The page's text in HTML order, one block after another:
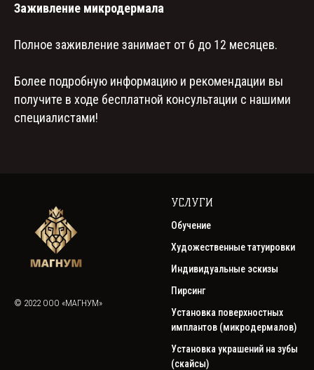
Заживление микродермала
Полное заживление занимает от 6 до 12 месяцев.
Более подробную информацию и рекомендации вы
получите в ходе бесплатной консультации с нашими
специалистами!
© 2022 ООО «МАГНУМ»
УСЛУГИ
Обучение
Художественные татуировки
Индивидуальные эскизы
Пирсинг
Установка поверхностных
имплантов (микродермалов)
Установка украшений на зубы
(скайсы)